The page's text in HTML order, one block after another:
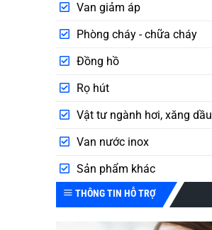
Van giảm áp
Phòng cháy - chữa cháy
Đồng hồ
Rọ hút
Vật tư ngành hơi, xăng dầu
Van nước inox
Sản phẩm khác
THÔNG TIN HỖ TRỢ